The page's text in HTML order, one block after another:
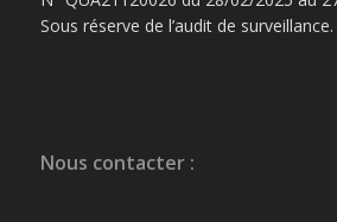
Sous réserve de l’audit de surveillance.
Nous contacter :